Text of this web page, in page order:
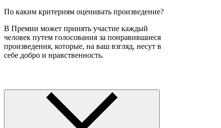
По каким критериям оценивать произведение?
В Премии может принять участие каждый
человек путем голосования за понравившиеся
произведения, которые, на ваш взгляд, несут в
себе добро и нравственность.